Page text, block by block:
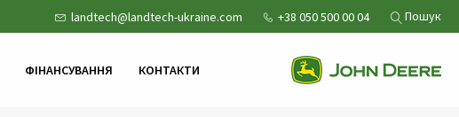
landtech@landtech-ukraine.com +38 050 500 00 04 Пошук
ФІНАНСУВАННЯ КОНТАКТИ